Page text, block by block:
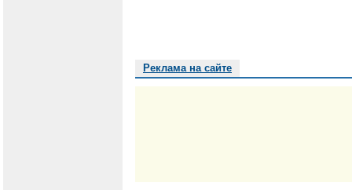
Реклама на сайте